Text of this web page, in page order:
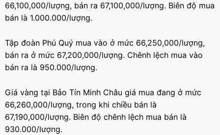
66,100,000/lượng, bán ra 67,100,000/lượng. Biên độ mua
bán là 1.000.000/lượng.
Tập đoàn Phú Quý mua vào ở mức 66,250,000/lượng,
bán ra ở mức 67,200,000/lượng. Chênh lệch mua vào
bán ra là 950.000/lượng.
Giá vàng tại Bảo Tín Minh Châu giá mua đang ở mức
66,260,000/lượng, trong khi chiều bán là
67,190,000/lượng. Biên độ chênh lệch mua bán là
930.000/lượng.